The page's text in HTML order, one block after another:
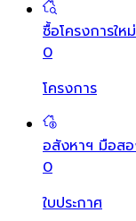
ซื้อโครงการใหม่
0
โครงการ
อสังหาฯ มือส
0
ใบประกาศ